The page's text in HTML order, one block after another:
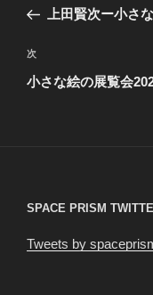
ナ
ビ
ゲ
の
稿
上田賢次ー小さ
次
の
次
小さな絵の展覧会
SPACE PRISM
Tweets by